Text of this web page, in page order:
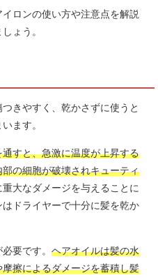
ロンの使い方や注意点を解説
ょう。
きやすく、乾かさずに使うと
ます。
すと、急激に温度が上昇する
の細胞が破壊されキューティ
重大なダメージを与えることに
ドライヤーで十分に髪を乾か
要です。 ヘアオイルは髪の水
擦によるダメージを蓄積し髪